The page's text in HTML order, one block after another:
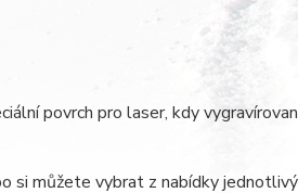
povrch pro laser, kdy
si můžete vybrat z nabídky